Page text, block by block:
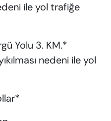
ile yol trafiğe
Yolu 3. KM.*
nedeni ile yol